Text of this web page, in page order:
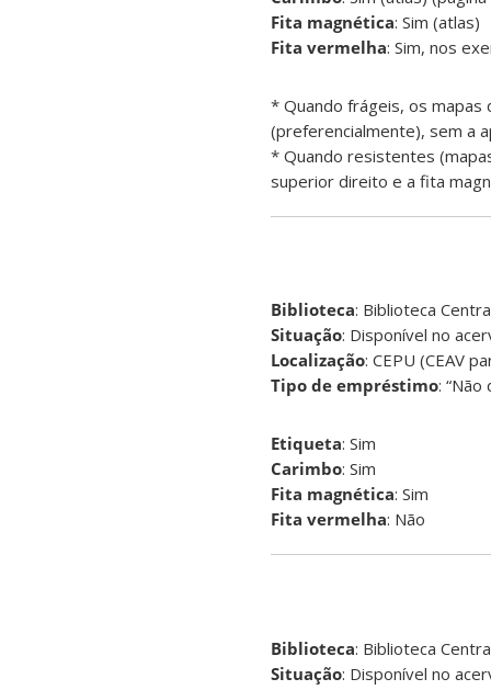
Fita magnética: Sim (atlas)
Fita vermelha: Sim, nos
* Quando frágeis, os
(preferencialmente), sem a
* Quando resistentes
superior direito e a fita
Biblioteca: Biblioteca
Situação: Disponível no
Localização: CEPU (CEAV
Tipo de empréstimo:
Etiqueta: Sim
Carimbo: Sim
Fita magnética: Sim
Fita vermelha: Não
Biblioteca: Biblioteca
Situação: Disponível no